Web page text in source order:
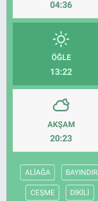
04:36
ÖĞLE
13:22
AKŞAM
20:23
ALİAĞA BAYINDIR
CEŞME DİKİLİ